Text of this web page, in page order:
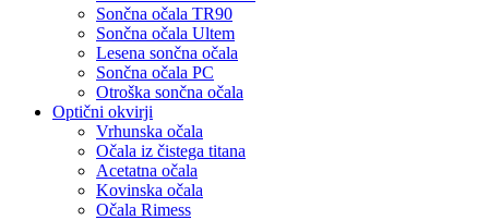
Sončna očala TR90
Sončna očala Ultem
Lesena sončna očala
Sončna očala PC
Otroška sončna očala
Optični okvirji
Vrhunska očala
Očala iz čistega titana
Acetatna očala
Kovinska očala
Očala Rimess